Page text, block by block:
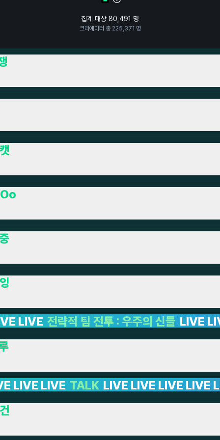
집계 대상 80,491 명
크리에이터 총 225,371 명
의 신들 LIVE LIVE LIVE LIVE LIVE LIVE
LIVE LIVE LIVE LIVE LIVE LIVE LIVE